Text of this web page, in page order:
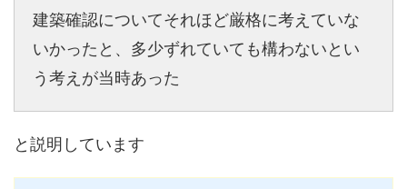
建築確認についてそれほど厳格に考えていな
いかったと、多少ずれていても構わないとい
う考えが当時あった
と説明しています